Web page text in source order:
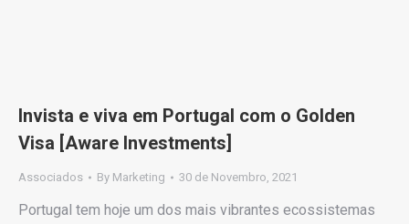
Invista e viva em Portugal com o Golden
Visa [Aware Investments]
Associados By Marketing 30 de Novembro, 2021
Portugal tem hoje um dos mais vibrantes ecossistemas